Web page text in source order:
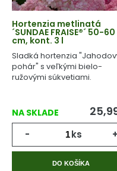
Hortenzia metlinatá
´SUNDAE FRAISE®´ 50-60
cm, kont. 3 l
Sladká hortenzia
pohár" s veľkými bielo-
ružovými súkvetiami.
NA SKLADE
- ks +
DO KOŠÍKA